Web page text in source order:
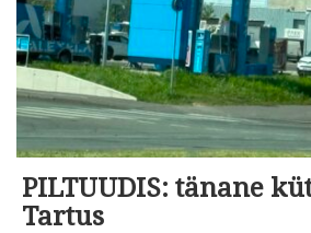
PILTUUDIS: tänane
Tartus